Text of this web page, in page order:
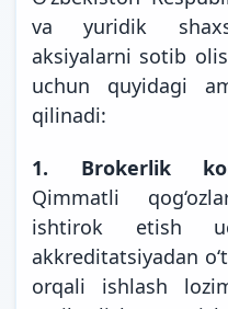
va yuridik
aksiyalarni sotib
uchun quyidagi
qilinadi:
1. Brokerlik
Qimmatli
ishtirok etish
akkreditatsiyadan
orqali ishlash